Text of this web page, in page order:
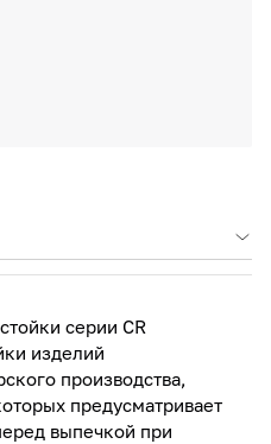
серии CR
изделий
производства,
предусматривает
выпечкой при